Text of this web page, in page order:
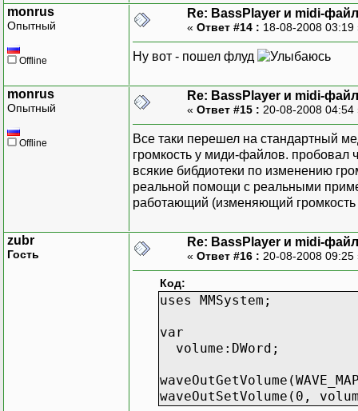
monrus
Опытный
Offline
Re: BassPlayer и midi-
« Ответ #14 : 18-08-2008
Ну вот - пошел флуд
monrus
Опытный
Offline
Re: BassPlayer и midi-
« Ответ #15 : 20-08-2008
Все таки перешел на стандартный
громкость у миди-файлов. пробовал
всякие бибдиотеки по изменению
реальной помощи с реальными
работающий (изменяющий
zubr
Гость
Re: BassPlayer и midi-
« Ответ #16 : 20-08-2008
Код:
uses MMSystem;
var
volume:DWord;
waveOutSetVolume(0,